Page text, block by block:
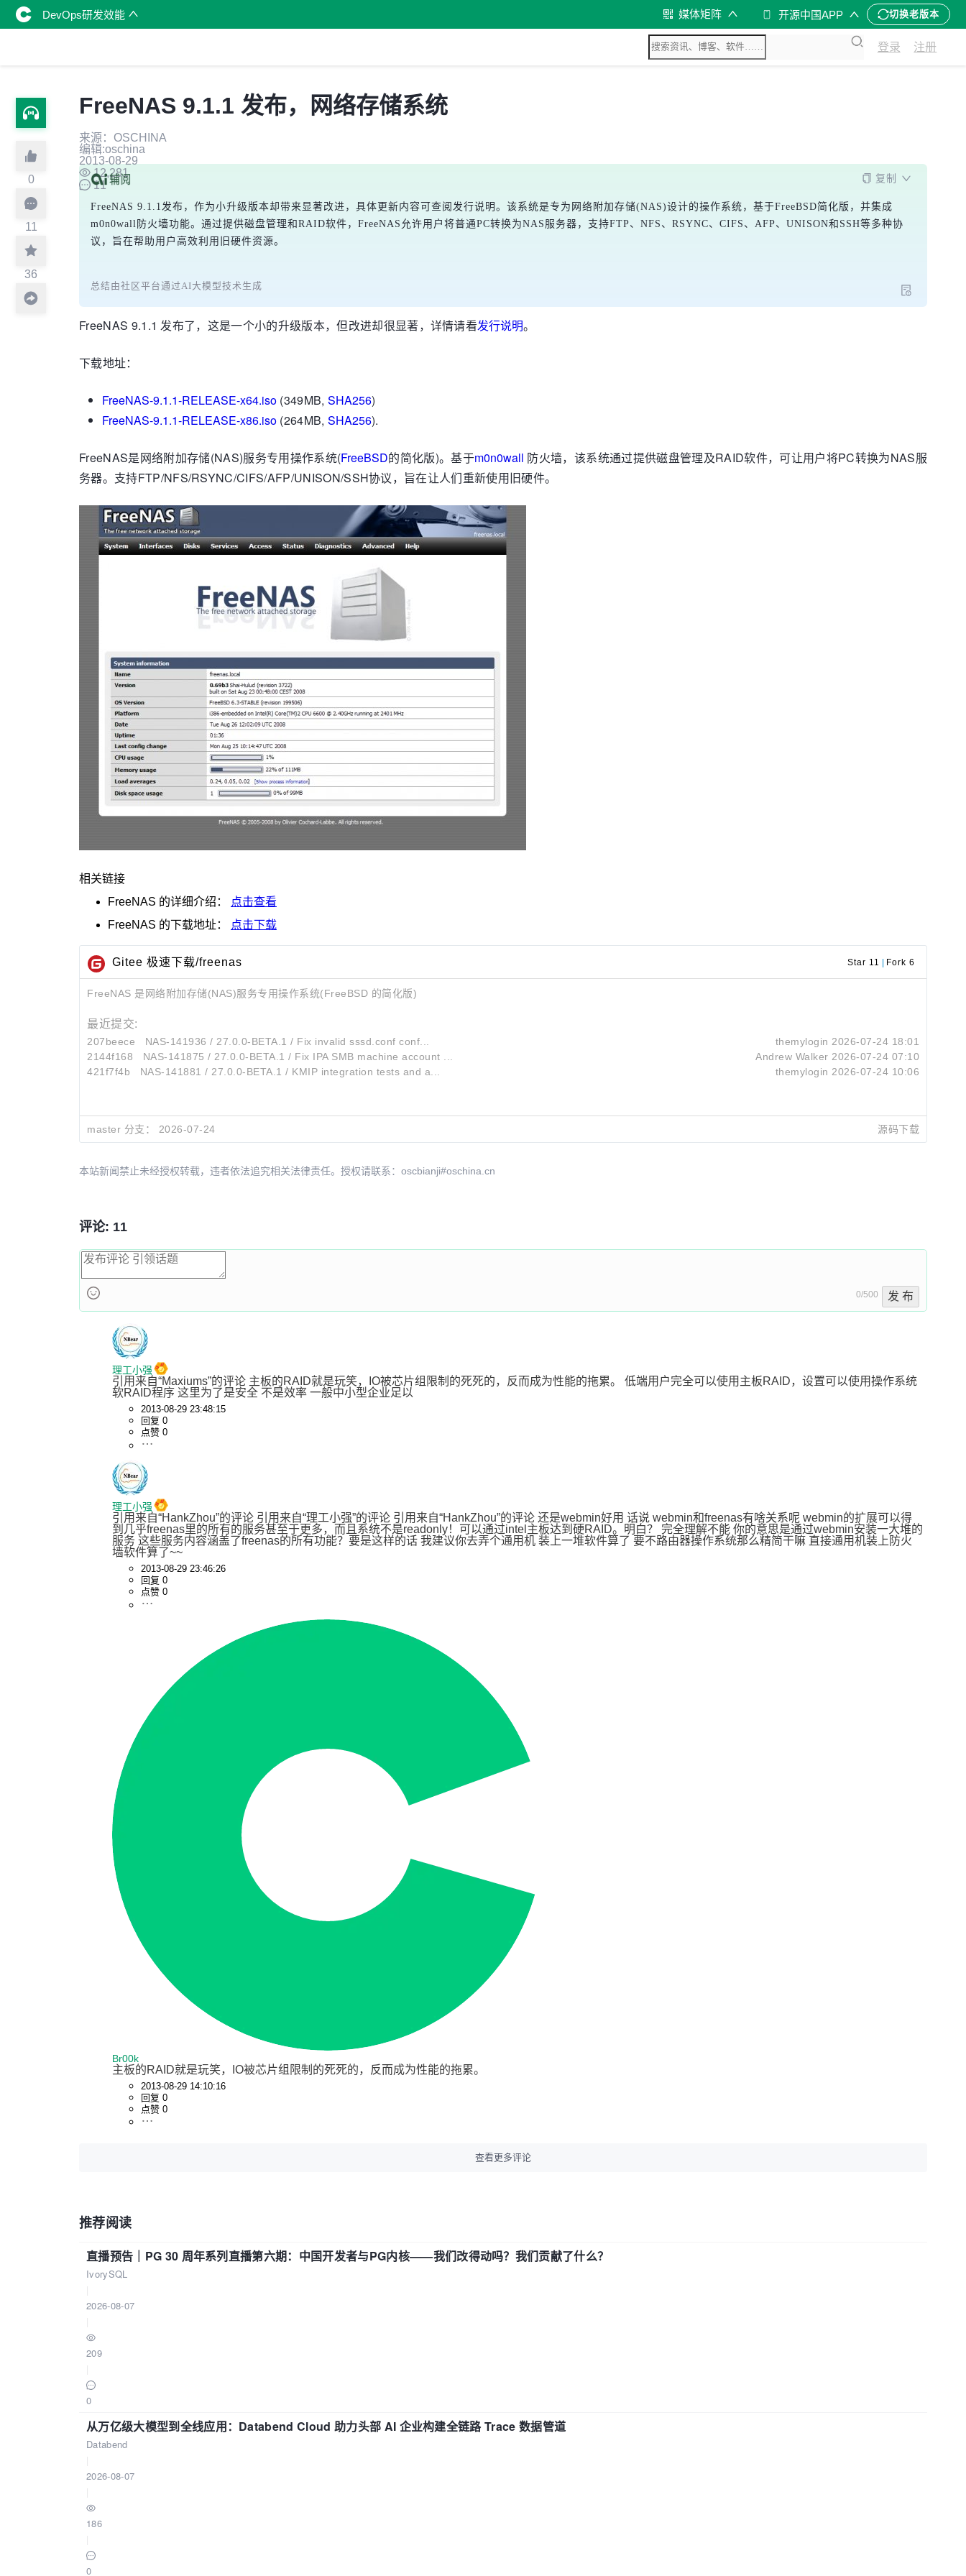
DevOps研发效能 媒体矩阵 开源中国APP 切换老版本
登录 注册
0
11
36
FreeNAS 9.1.1 发布，网络存储系统
来源：OSCHINA
编辑:oschina
2013-08-29
12,281
11
复制
FreeNAS 9.1.1发布，作为小升级版本却带来显著改进，具体更新内容可查阅发行说明。该系统是专为网络附加存储(NAS)设计的操作系统，基于FreeBSD简化版，并集成
m0n0wall防火墙功能。通过提供磁盘管理和RAID软件，FreeNAS允许用户将普通PC转换为NAS服务器，支持FTP、NFS、RSYNC、CIFS、AFP、UNISON和SSH等多种协
议，旨在帮助用户高效利用旧硬件资源。
总结由社区平台通过AI大模型技术生成
FreeNAS 9.1.1 发布了，这是一个小的升级版本，但改进却很显著，详情请看发行说明。
下载地址：
FreeNAS-9.1.1-RELEASE-x64.iso (349MB, SHA256)
FreeNAS-9.1.1-RELEASE-x86.iso (264MB, SHA256).
FreeNAS是网络附加存储(NAS)服务专用操作系统(FreeBSD的简化版)。基于m0n0wall 防火墙，该系统通过提供磁盘管理及RAID软件，可让用户将PC转换为NAS服
务器。支持FTP/NFS/RSYNC/CIFS/AFP/UNISON/SSH协议，旨在让人们重新使用旧硬件。
相关链接
FreeNAS 的详细介绍：
点击查看
FreeNAS 的下载地址： 点击下载
Gitee 极速下载/freenas Star 11 Fork 6
FreeNAS 是网络附加存储(NAS)服务专用操作系统(FreeBSD 的简化版)
最近提交:
207beece NAS-141936 / 27.0.0-BETA.1 / Fix invalid sssd.conf conf... themylogin 2026-07-24 18:01
2144f168
NAS-141875 / 27.0.0-BETA.1 / Fix IPA SMB machine account ... Andrew Walker 2026-07-24 07:10
421f7f4b
NAS-141881 / 27.0.0-BETA.1 / KMIP integration tests and a... themylogin 2026-07-24 10:06
master 分支： 2026-07-24 源码下载
本站新闻禁止未经授权转载，违者依法追究相关法律责任。授权请联系：oscbianji#oschina.cn
评论: 11
0/500 发 布
理工小强
引用来自“Maxiums”的评论 主板的RAID就是玩笑，IO被芯片组限制的死死的，反而成为性能的拖累。 低端用户完全可以使用主板RAID，设置可以使用操作系统
软RAID程序 这里为了是安全 不是效率 一般中小型企业足以
2013-08-29 23:48:15
回复 0
点赞 0
理工小强
引用来自“HankZhou”的评论 引用来自“理工小强”的评论 引用来自“HankZhou”的评论 还是webmin好用 话说 webmin和freenas有啥关系呢 webmin的扩展可以得
到几乎freenas里的所有的服务甚至于更多，而且系统不是readonly！可以通过intel主板达到硬RAID。明白？ 完全理解不能 你的意思是通过webmin安装一大堆的
服务 这些服务内容涵盖了freenas的所有功能？要是这样的话 我建议你去弄个通用机 装上一堆软件算了 要不路由器操作系统那么精简干嘛 直接通用机装上防火
墙软件算了~~
2013-08-29 23:46:26
回复 0
点赞 0
Br00k
主板的RAID就是玩笑，IO被芯片组限制的死死的，反而成为性能的拖累。
2013-08-29 14:10:16
回复 0
点赞 0
查看更多评论
推荐阅读
直播预告｜PG 30 周年系列直播第六期：中国开发者与PG内核——我们改得动吗？我们贡献了什么？
IvorySQL
2026-08-07
209
0
从万亿级大模型到全线应用：Databend Cloud 助力头部 AI 企业构建全链路 Trace 数据管道
Databend
2026-08-07
186
0